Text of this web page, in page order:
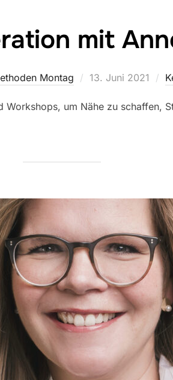
mit
Montag
Veröffentlicht
13. Juni 2021
um Nähe zu schaffen,